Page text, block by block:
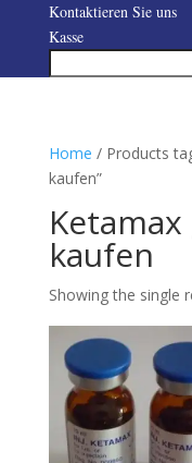
Kontaktieren Sie uns
Kasse
Home / Products
kaufen”
kaufen
Showing the single